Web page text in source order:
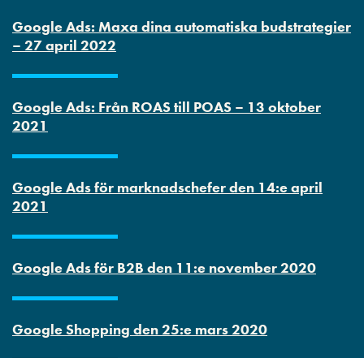
Google Ads: Maxa dina automatiska budstrategier
– 27 april 2022
Google Ads: Från ROAS till POAS – 13 oktober
2021
Google Ads för marknadschefer den 14:e april
2021
Google Ads för B2B den 11:e november 2020
Google Shopping den 25:e mars 2020